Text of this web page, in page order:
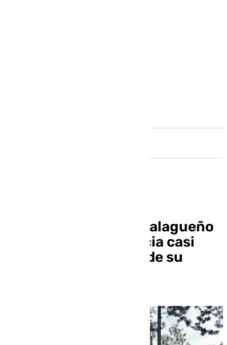
García Caparrós, el malagueño
que aún espera justicia casi
medio siglo después de su